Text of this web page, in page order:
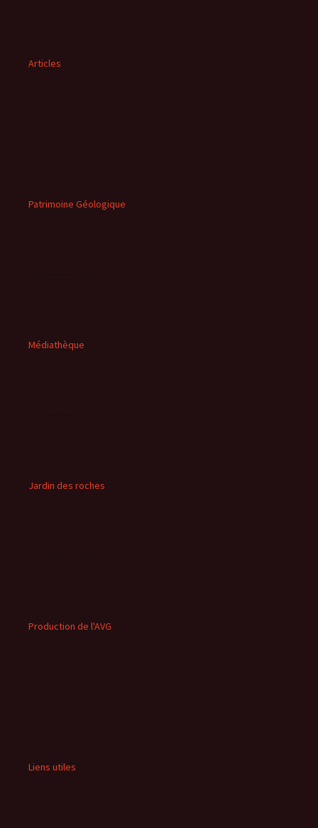
Articles
Patrimoine Géologique
Médiathèque
Jardin des roches
Production de l'AVG
Liens utiles